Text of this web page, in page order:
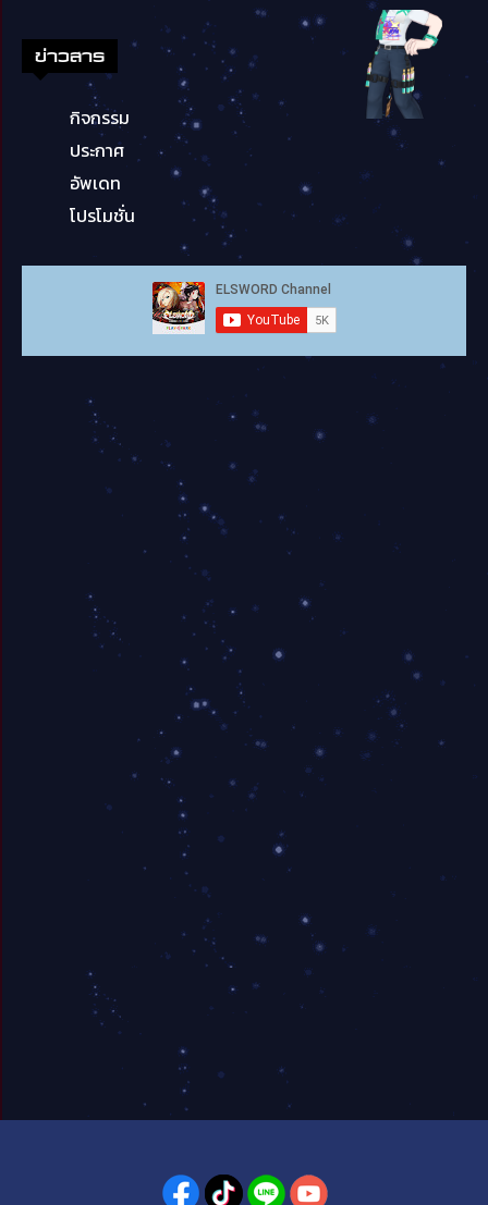
ข่าวสาร
กิจกรรม
ประกาศ
อัพเดท
โปรโมชั่น